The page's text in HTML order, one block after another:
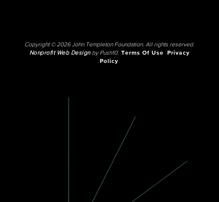
Copyright © 2026 John Templeton Foundation. All rights reserved.
Nonprofit Web Designby Push10. Terms Of Use
Privacy
Policy